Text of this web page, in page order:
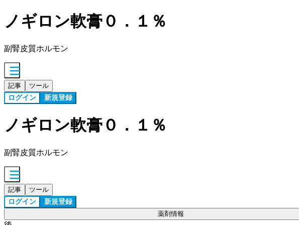
ノギロン軟膏０．１％
副腎皮質ホルモン
記事 ツール
ログイン 新規登録
ノギロン軟膏０．１％
副腎皮質ホルモン
記事 ツール
ログイン 新規登録
薬剤情報